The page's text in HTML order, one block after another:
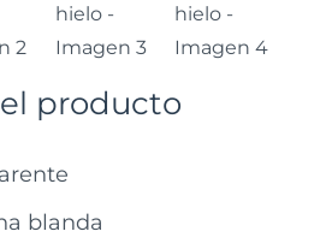
producto
blanda